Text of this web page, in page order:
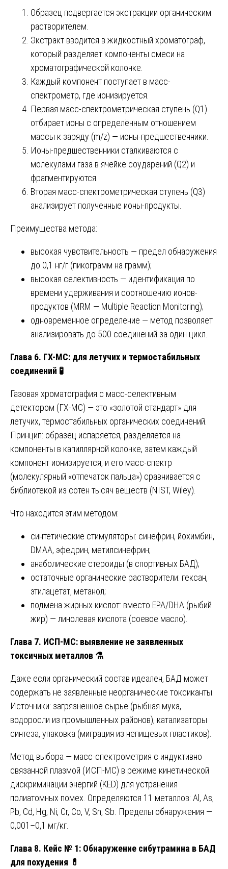
Образец подвергается экстракции органическим
растворителем.
Экстракт вводится в жидкостный хроматограф,
который разделяет компоненты смеси на
хроматографической колонке.
Каждый компонент поступает в масс-
спектрометр, где ионизируется.
Первая масс-спектрометрическая ступень (Q1)
отбирает ионы с определённым отношением
массы к заряду (m/z) — ионы-предшественники.
Ионы-предшественники сталкиваются с
молекулами газа в ячейке соударений (Q2) и
фрагментируются.
Вторая масс-спектрометрическая ступень (Q3)
анализирует полученные ионы-продукты.
Преимущества метода:
высокая чувствительность — предел обнаружения
до 0,1 нг/г (пикограмм на грамм);
высокая селективность — идентификация по
времени удерживания и соотношению ионов-
продуктов (MRM — Multiple Reaction Monitoring);
одновременное определение — метод позволяет
анализировать до 500 соединений за один цикл.
Глава 6. ГХ-МС: для летучих и термостабильных
соединений 🧪
Газовая хроматография с масс-селективным
детектором (ГХ-МС) — это «золотой стандарт» для
летучих, термостабильных органических соединений.
Принцип: образец испаряется, разделяется на
компоненты в капиллярной колонке, затем каждый
компонент ионизируется, и его масс-спектр
(молекулярный «отпечаток пальца») сравнивается с
библиотекой из сотен тысяч веществ (NIST, Wiley).
Что находится этим методом:
синтетические стимуляторы: синефрин, йохимбин,
DMAA, эфедрин, метилсинефрин;
анаболические стероиды (в спортивных БАД);
остаточные органические растворители: гексан,
этилацетат, метанол;
подмена жирных кислот: вместо EPA/DHA (рыбий
жир) — линолевая кислота (соевое масло).
Глава 7. ИСП-МС: выявление не заявленных
токсичных металлов ⚗️
Даже если органический состав идеален, БАД может
содержать не заявленные неорганические токсиканты.
Источники: загрязненное сырье (рыбная мука,
водоросли из промышленных районов), катализаторы
синтеза, упаковка (миграция из непищевых пластиков).
Метод выбора — масс-спектрометрия с индуктивно
связанной плазмой (ИСП-МС) в режиме кинетической
дискриминации энергий (KED) для устранения
полиатомных помех. Определяются 11 металлов: Al, As,
Pb, Cd, Hg, Ni, Cr, Co, V, Sn, Sb. Пределы обнаружения —
0,001–0,1 мг/кг.
Глава 8. Кейс № 1: Обнаружение сибутрамина в БАД
для похудения 💊